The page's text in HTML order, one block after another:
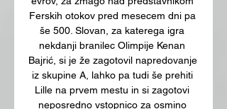
Ferskih otokov pred mesecem dni pa
še 500. Slovan, za katerega igra
nekdanji branilec Olimpije Kenan
Bajrić, si je že zagotovil napredovanje
iz skupine A, lahko pa tudi še prehiti
Lille na prvem mestu in si zagotovi
neposredno vstopnico za osmino